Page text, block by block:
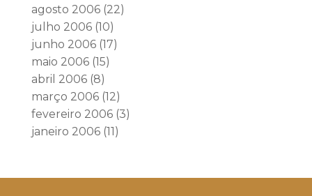
agosto 2006(22)
julho 2006(10)
junho 2006(17)
maio 2006(15)
abril 2006(8)
março 2006(12)
fevereiro 2006(3)
janeiro 2006(11)